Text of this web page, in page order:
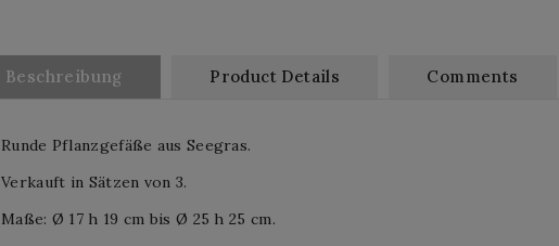
Beschreibung Product Details Comments
Runde Pflanzgefäße aus Seegras.
Verkauft in Sätzen von 3.
Maße: Ø 17 h 19 cm bis Ø 25 h 25 cm.